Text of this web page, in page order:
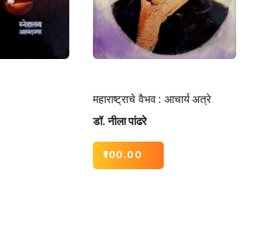
महाराष्ट्राचे वैभव : आचार्य अत्रे
डॉ. नीला पांढरे
100.00